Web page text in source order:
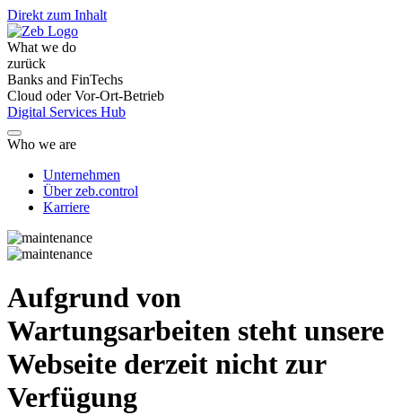
Direkt zum Inhalt
What we do
zurück
Banks and FinTechs
Cloud oder Vor-Ort-Betrieb
Digital Services Hub
Who we are
Unternehmen
Über zeb.control
Karriere
Aufgrund von
Wartungsarbeiten steht unsere
Webseite derzeit nicht zur
Verfügung